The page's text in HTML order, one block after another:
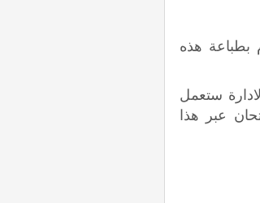
بطباعة هذه
ستعمل
عبر هذا